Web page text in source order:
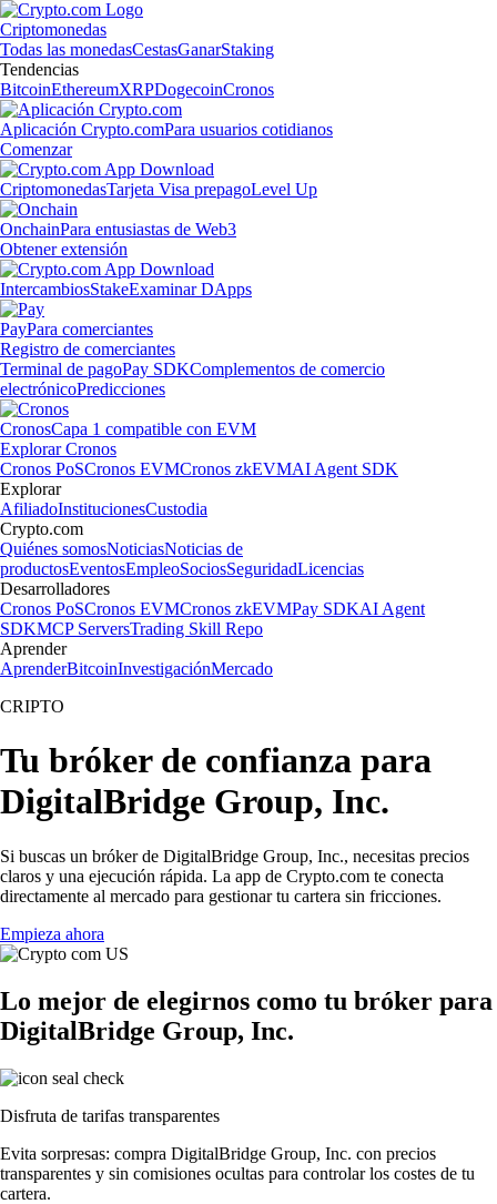
Criptomonedas
Todas las monedasCestasGanarStaking
Tendencias
BitcoinEthereumXRPDogecoinCronos
Aplicación Crypto.comPara usuarios cotidianos
Comenzar
CriptomonedasTarjeta Visa prepagoLevel Up
OnchainPara entusiastas de Web3
Obtener extensión
IntercambiosStakeExaminar DApps
PayPara comerciantes
Registro de comerciantes
Terminal de pagoPay SDKComplementos de comercio
electrónicoPredicciones
CronosCapa 1 compatible con EVM
Explorar Cronos
Cronos PoSCronos EVMCronos zkEVMAI Agent SDK
Explorar
AfiliadoInstitucionesCustodia
Crypto.com
Quiénes somosNoticiasNoticias de
productosEventosEmpleoSociosSeguridadLicencias
Desarrolladores
Cronos PoSCronos EVMCronos zkEVMPay SDKAI Agent
SDKMCP ServersTrading Skill Repo
Aprender
AprenderBitcoinInvestigaciónMercado
CRIPTO
Tu bróker de confianza para
DigitalBridge Group, Inc.
Si buscas un bróker de DigitalBridge Group, Inc., necesitas precios
claros y una ejecución rápida. La app de Crypto.com te conecta
directamente al mercado para gestionar tu cartera sin fricciones.
Empieza ahora
Lo mejor de elegirnos como tu bróker para
DigitalBridge Group, Inc.
Disfruta de tarifas transparentes
Evita sorpresas: compra DigitalBridge Group, Inc. con precios
transparentes y sin comisiones ocultas para controlar los costes de tu
cartera.